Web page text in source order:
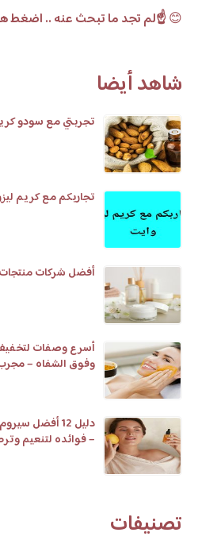
😊☝️لم تجد ما تبحث عنه .. اضغط
شاهد أيضا
تجربتي مع سودو
تجاربكم مع كريم
أفضل شركات منتجات
أسرع وصفات
وفوق الشفاه –
دليل 12 أفضل
– فوائده لتنعيم
تصنيفات